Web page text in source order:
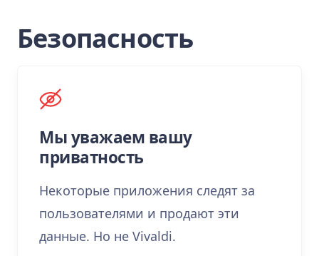
Безопасность
Мы уважаем вашу
приватность
Некоторые приложения следят за
пользователями и продают эти
данные. Но не Vivaldi.